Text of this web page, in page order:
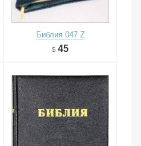
Библия 047 Z
45